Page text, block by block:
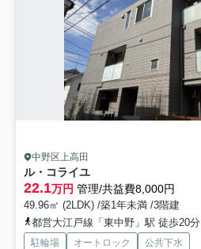
中野区上高田
ル・コライユ
22.1万円 管理/共益費8,000円
49.96㎡ (2LDK) /築1年未満 /3階建
都営大江戸線「東中野」駅 徒歩20分
駐輪場 オートロック 公共下水